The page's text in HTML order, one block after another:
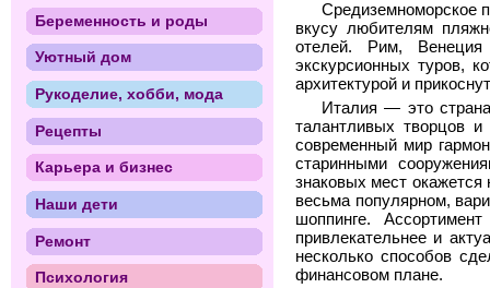
Средиземноморское
вкусу любителям
отелей. Рим,
экскурсионных туров,
архитектурой и
Италия — это
талантливых творцов и
современный мир
старинными
знаковых мест
весьма популярном,
шоппинге.
привлекательнее и
несколько способов
финансовом плане.
Беременность и роды
Уютный дом
Рукоделие, хобби, мода
Рецепты
Карьера и бизнес
Наши дети
Ремонт
Психология